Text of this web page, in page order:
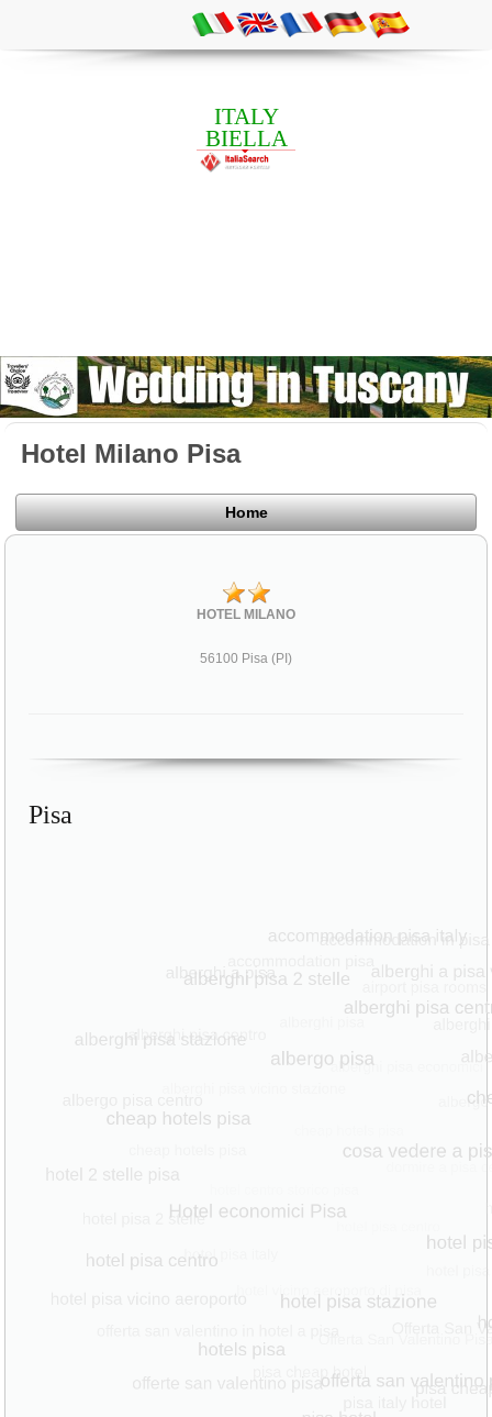
ITALY
BIELLA
Hotel Milano Pisa
Home
HOTEL MILANO
56100 Pisa (PI)
Pisa